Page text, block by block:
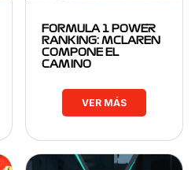
FORMULA 1 POWER
RANKING: MCLAREN
COMPONE EL
CAMINO
VER MÁS